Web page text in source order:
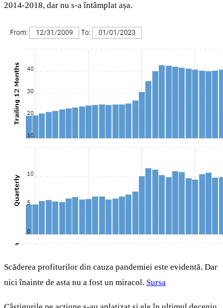
2014-2018, dar nu s-a întâmplat așa.
Scăderea profiturilor din cauza pandemiei este evidentă. Dar
nici înainte de asta nu a fost un miracol. Sursa